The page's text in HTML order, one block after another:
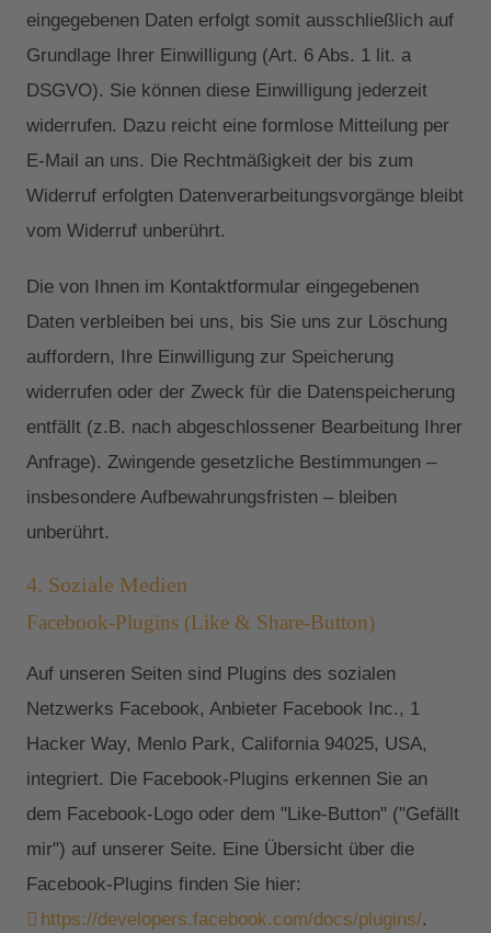
eingegebenen Daten erfolgt somit ausschließlich auf
Grundlage Ihrer Einwilligung (Art. 6 Abs. 1 lit. a
DSGVO). Sie können diese Einwilligung jederzeit
widerrufen. Dazu reicht eine formlose Mitteilung per
E-Mail an uns. Die Rechtmäßigkeit der bis zum
Widerruf erfolgten Datenverarbeitungsvorgänge bleibt
vom Widerruf unberührt.
Die von Ihnen im Kontaktformular eingegebenen
Daten verbleiben bei uns, bis Sie uns zur Löschung
auffordern, Ihre Einwilligung zur Speicherung
widerrufen oder der Zweck für die Datenspeicherung
entfällt (z.B. nach abgeschlossener Bearbeitung Ihrer
Anfrage). Zwingende gesetzliche Bestimmungen –
insbesondere Aufbewahrungsfristen – bleiben
unberührt.
4. Soziale Medien
Facebook-Plugins (Like & Share-Button)
Auf unseren Seiten sind Plugins des sozialen
Netzwerks Facebook, Anbieter Facebook Inc., 1
Hacker Way, Menlo Park, California 94025, USA,
integriert. Die Facebook-Plugins erkennen Sie an
dem Facebook-Logo oder dem "Like-Button" ("Gefällt
mir") auf unserer Seite. Eine Übersicht über die
Facebook-Plugins finden Sie hier:
https://developers.facebook.com/docs/plugins/.